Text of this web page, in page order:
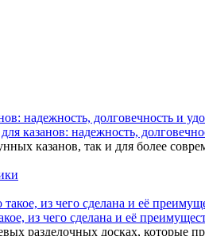
казанов: надежность,
казанов, так и для более
из чего сделана и её
разделочных досках, которые